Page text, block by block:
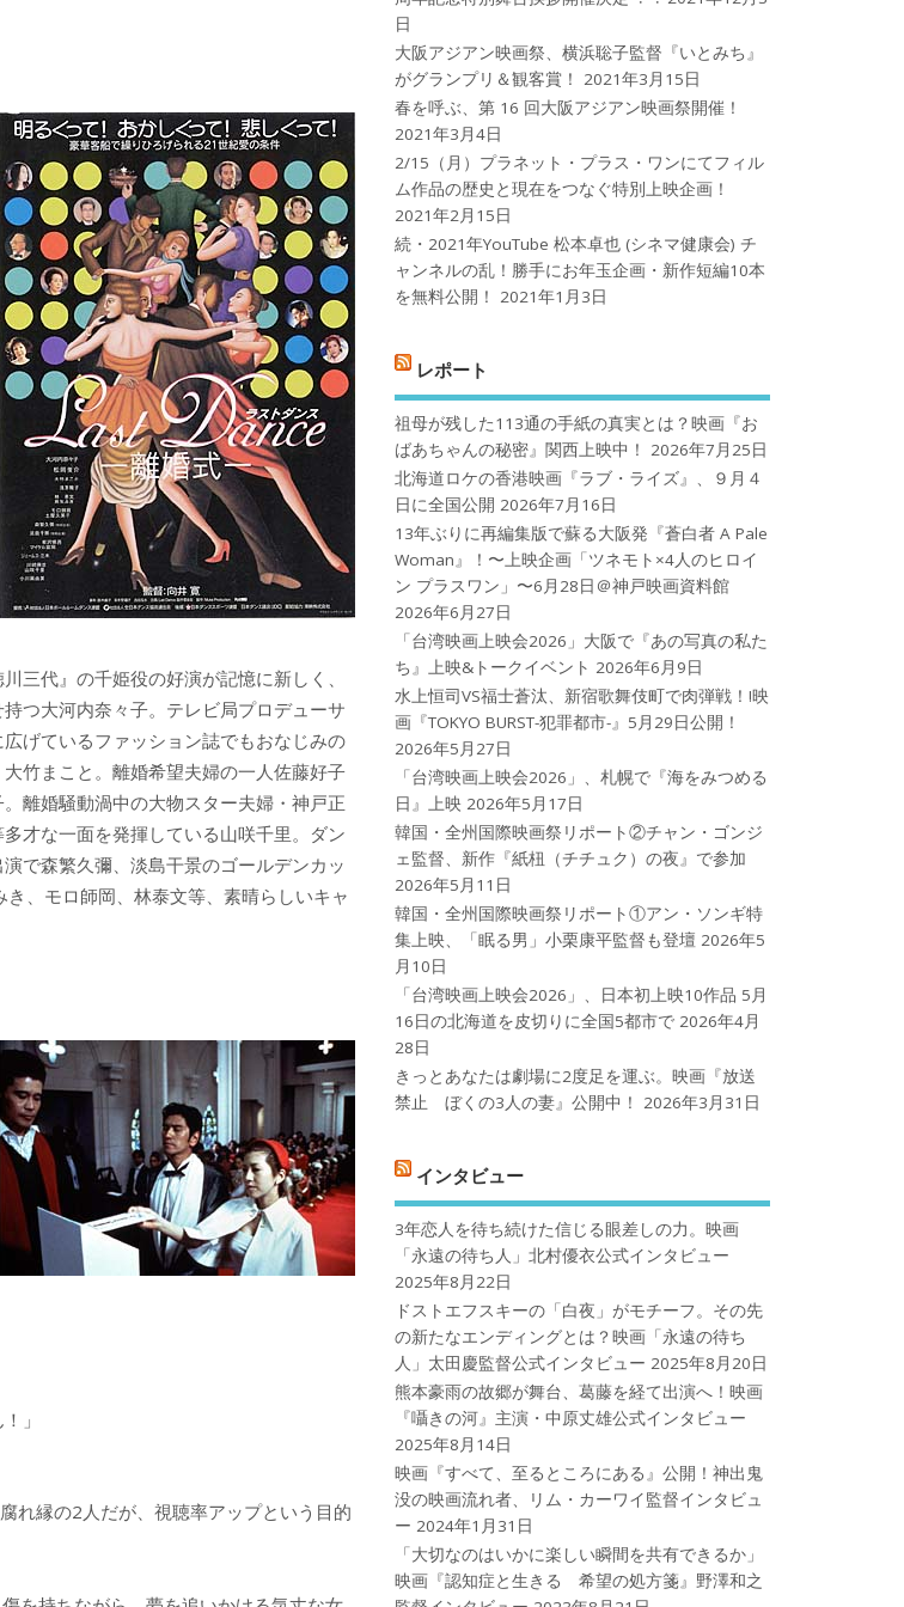
三代』の千姫役の好演が記憶に新しく、
つ大河内奈々子。テレビ局プロデューサ
げているファッション誌でもおなじみの
竹まこと。離婚希望夫婦の一人佐藤好子
離婚騒動渦中の大物スター夫婦・神戸正
才な一面を発揮している山咲千里。ダン
で森繁久彌、淡島干景のゴールデンカッ
、モロ師岡、林泰文等、素晴らしいキャ
」
れ縁の2人だが、視聴率アップという目的
日
大阪アジアン映画祭、横浜聡子監督『いとみち』
がグランプリ＆観客賞！
2021年3月15日
春を呼ぶ、第 16 回大阪アジアン映画祭開催！
2021年3月4日
2/15（月）プラネット・プラス・ワンにてフィル
ム作品の歴史と現在をつなぐ特別上映企画！
2021年2月15日
続・2021年YouTube 松本卓也 (シネマ健康会) チ
ャンネルの乱！勝手にお年玉企画・新作短編10本
を無料公開！
2021年1月3日
レポート
祖母が残した113通の手紙の真実とは？映画『お
ばあちゃんの秘密』関西上映中！
2026年7月25日
北海道ロケの香港映画『ラブ・ライズ』、９月４
日に全国公開 2026年7月16日
13年ぶりに再編集版で蘇る大阪発『蒼白者 A Pale
Woman』！〜上映企画「ツネモト×4人のヒロイ
ン プラスワン」〜6月28日＠神戸映画資料館
2026年6月27日
「台湾映画上映会2026」大阪で『あの写真の私た
ち』上映&トークイベント 2026年6月9日
水上恒司VS福士蒼汰、新宿歌舞伎町で肉弾戦！!映
画『TOKYO BURST-犯罪都市-』5月29日公開！
2026年5月27日
「台湾映画上映会2026」、札幌で『海をみつめる
日』上映 2026年5月17日
韓国・全州国際映画祭リポート②チャン・ゴンジ
ェ監督、新作『紙杻（チチュク）の夜』で参加
2026年5月11日
韓国・全州国際映画祭リポート①アン・ソンギ特
集上映、「眠る男」小栗康平監督も登壇 2026年5
月10日
「台湾映画上映会2026」、日本初上映10作品 5月
16日の北海道を皮切りに全国5都市で 2026年4月
28日
きっとあなたは劇場に2度足を運ぶ。映画『放送
禁止 ぼくの3人の妻』公開中！
2026年3月31日
インタビュー
3年恋人を待ち続けた信じる眼差しの力。映画
「永遠の待ち人」北村優衣公式インタビュー
2025年8月22日
ドストエフスキーの「白夜」がモチーフ。その先
の新たなエンディングとは？映画「永遠の待ち
人」太田慶監督公式インタビュー 2025年8月20日
熊本豪雨の故郷が舞台、葛藤を経て出演へ！映画
『囁きの河』主演・中原丈雄公式インタビュー
2025年8月14日
映画『すべて、至るところにある』公開！神出鬼
没の映画流れ者、リム・カーワイ監督インタビュ
ー 2024年1月31日
「大切なのはいかに楽しい瞬間を共有できるか」
映画『認知症と生きる 希望の処方箋』野澤和之